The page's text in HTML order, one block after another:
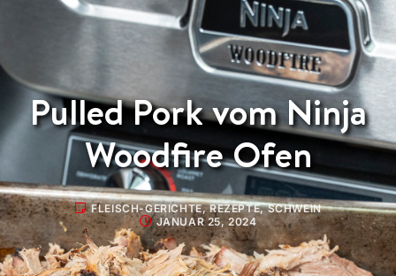
Pulled Pork vom Ninja
Woodfire Ofen
FLEISCH-GERICHTE,REZEPTE,SCHWEIN
JANUAR 25, 2024